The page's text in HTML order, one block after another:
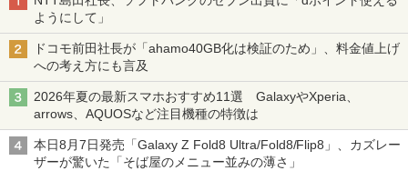
ようにして」
ドコモ前田社長が「ahamo40GB化は検証のため」、料金値上げ
への考え方にも言及
2026年夏の最新スマホおすすめ11選 GalaxyやXperia、
arrows、AQUOSなど注目機種の特徴は
本日8月7日発売「Galaxy Z Fold8 Ultra/Fold8/Flip8」、カズレー
ザーが驚いた「そば屋のメニュー並みの薄さ」